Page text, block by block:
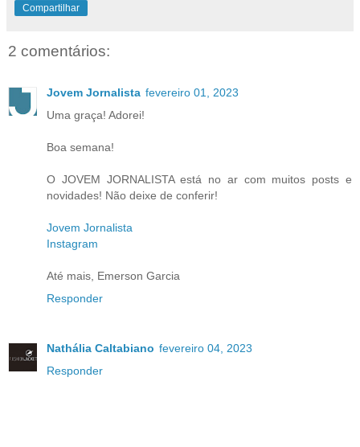
Compartilhar
2 comentários:
Jovem Jornalista fevereiro 01, 2023
Uma graça! Adorei!
Boa semana!
O JOVEM JORNALISTA está no ar com muitos posts e
novidades! Não deixe de conferir!
Jovem Jornalista
Instagram
Até mais, Emerson Garcia
Responder
Nathália Caltabiano fevereiro 04, 2023
Responder